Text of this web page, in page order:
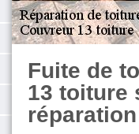
Fuite de
13 toiture
réparation